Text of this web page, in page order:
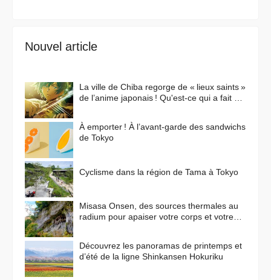
Nouvel article
La ville de Chiba regorge de « lieux saints »
de l’anime japonais ! Qu'est-ce qui a fait de
À emporter ! À l’avant-garde des sandwichs
de Tokyo
Cyclisme dans la région de Tama à Tokyo
Misasa Onsen, des sources thermales au
radium pour apaiser votre corps et votre
Découvrez les panoramas de printemps et
d’été de la ligne Shinkansen Hokuriku